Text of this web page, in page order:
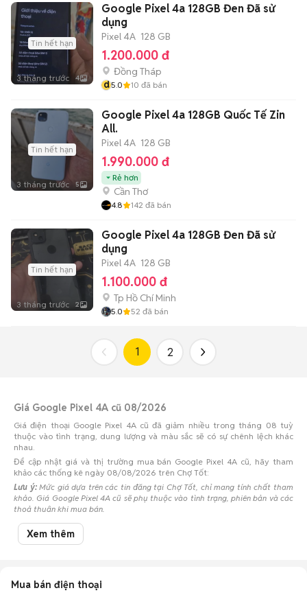
Tin hết hạn
3 tháng trước 4
Google Pixel 4a 128GB Đen Đã sử
dụng
Pixel 4A 128 GB
1.200.000 đ
Đồng Tháp
d5.0 10 đã bán
Tin hết hạn
3 tháng trước 5
Google Pixel 4a 128GB Quốc Tế Zin
All.
Pixel 4A 128 GB
1.990.000 đ
Rẻ hơn
Cần Thơ
4.8 142 đã bán
Tin hết hạn
3 tháng trước 2
Google Pixel 4a 128GB Đen Đã sử
dụng
Pixel 4A 128 GB
1.100.000 đ
Tp Hồ Chí Minh
5.0 52 đã bán
1 2
Giá Google Pixel 4A cũ 08/2026
Giá điện thoại Google Pixel 4A cũ đã giảm nhiều trong tháng 08 tuỳ
thuộc vào tình trạng, dung lượng và màu sắc sẽ có sự chênh lệch khác
nhau.
Để cập nhật giá và thị trường mua bán Google Pixel 4A cũ, hãy tham
khảo các thống kê ngày 08/08/2026 trên Chợ Tốt:
Lưu ý:Mức giá dựa trên các tin đăng tại Chợ Tốt, chỉ mang tính chất tham
khảo. Giá Google Pixel 4A cũ sẽ phụ thuộc vào tình trạng, phiên bản và các
thoả thuận khi mua bán.
Mua bán Google Pixel 4A cũ
Top 2 khoảng giá có nhiều tin mua bán Google Pixel 4A nhất
Xem thêm
Mua bán điện thoại